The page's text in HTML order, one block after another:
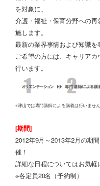
を対象に、
介護・福祉・保育分野への
施します。
最新の業界事情および知識を
ご希望の方には、キャリア
行います。
※津山では専門講師による講義は行いません
[期間]
2012年9月～2013年2月の期
催！
詳細な日程についてはお気軽
※各定員20名（予約制）